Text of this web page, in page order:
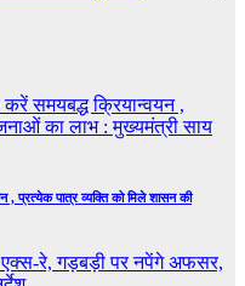
प्रत्येक पात्र व्यक्ति को मिले शासन की